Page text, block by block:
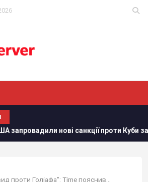
співпрацю з Китаєм та РФ, - Bloomberg